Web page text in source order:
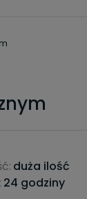
duża ilość
24 godziny